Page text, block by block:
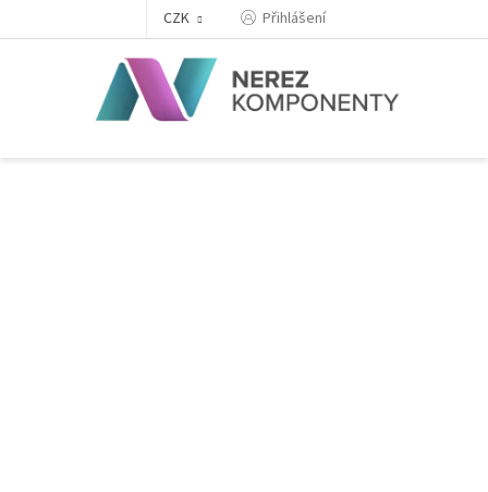
CZK Přihlášení